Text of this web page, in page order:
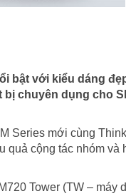
bật với kiểu dáng
bị chuyên dụng cho
Series mới cùng
quả cộng tác nhóm và
Tower (TW – máy